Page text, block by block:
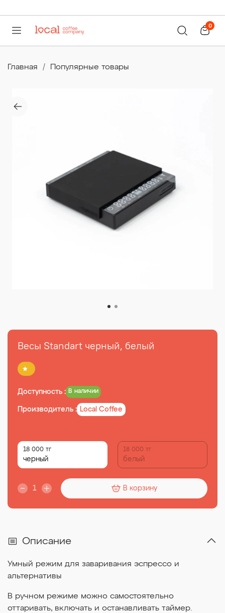
0
Главная Популярные товары
Весы Standart черный, белый
Доступность : В наличии
Производитель : Local Coffee
18 000 тг
черный
18 000 тг
белый
В корзину
Описание
Умный режим для заваривания эспрессо и
альтернативы
В ручном режиме можно самостоятельно
оттаривать, включать и останавливать таймер.